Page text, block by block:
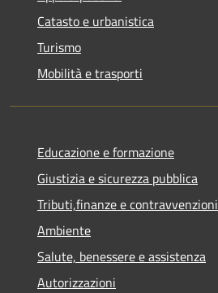
Catasto e urbanistica
Turismo
Mobilità e trasporti
Educazione e formazione
Giustizia e sicurezza pubblica
Tributi,finanze e contravvenzioni
Ambiente
Salute, benessere e assistenza
Autorizzazioni